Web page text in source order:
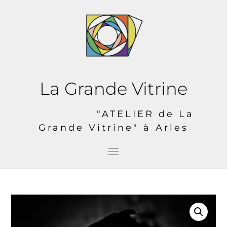
La Grande Vitrine
"ATELIER de La
Grande Vitrine" à Arles